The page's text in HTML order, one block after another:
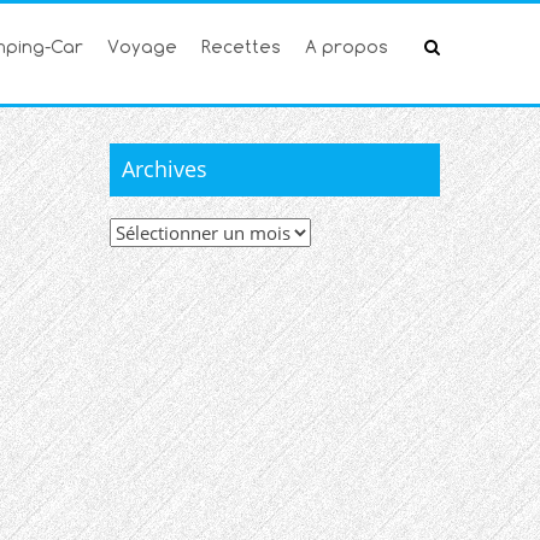
Car Voyage Recettes A propos
Archives
Archives